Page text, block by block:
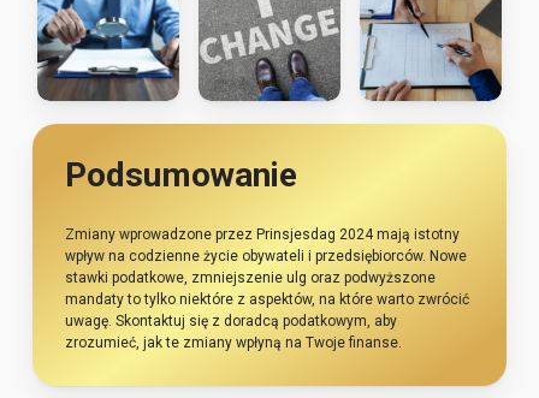
Podsumowanie
Zmiany wprowadzone przez Prinsjesdag 2024 mają istotny
wpływ na codzienne życie obywateli i przedsiębiorców. Nowe
stawki podatkowe, zmniejszenie ulg oraz podwyższone
mandaty to tylko niektóre z aspektów, na które warto zwrócić
uwagę. Skontaktuj się z doradcą podatkowym, aby
zrozumieć, jak te zmiany wpłyną na Twoje finanse.